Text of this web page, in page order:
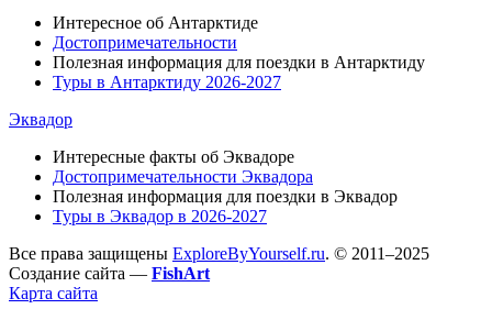
Интересное об Антарктиде
Достопримечательности
Полезная информация для поездки в Антарктиду
Туры в Антарктиду 2026-2027
Эквадор
Интересные факты об Эквадоре
Достопримечательности Эквадора
Полезная информация для поездки в Эквадор
Туры в Эквадор в 2026-2027
Все права защищены ExploreByYourself.ru. © 2011–2025
Создание сайта — FishArt
Карта сайта